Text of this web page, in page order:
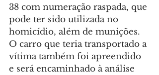
38 com numeração raspada, que
pode ter sido utilizada no
homicídio, além de munições.
O carro que teria transportado a
vítima também foi apreendido
e será encaminhado à análise